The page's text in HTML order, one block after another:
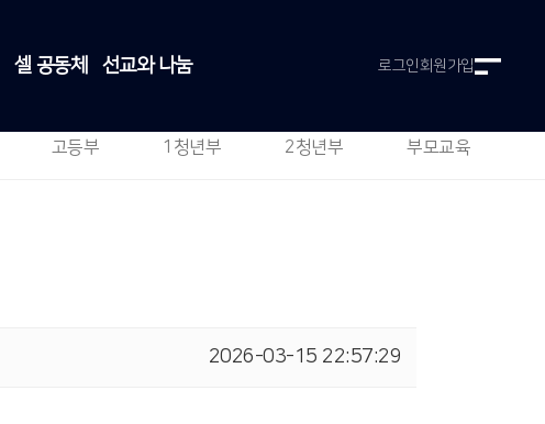
셀 공동체 선교와 나눔 로그인회원가입
고등부 1청년부 2청년부 부모교육
2026-03-15 22:57:29